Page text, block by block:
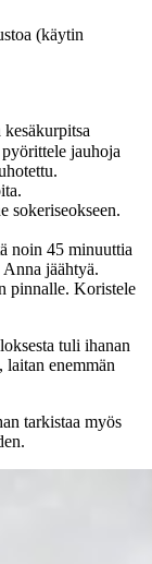
(käytin
kesäkurpitsa
jauhoja
sokeriseokseen.
noin 45 minuuttia
jäähtyä.
pinnalle. Koristele
tuli ihanan
laitan enemmän
tarkistaa myös